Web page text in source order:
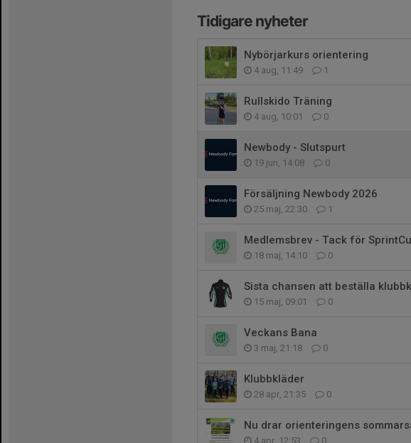
Tidigare nyheter
Nybörjarkurs orientering
4 aug, 11:49 1
Rullskido Träning
4 aug, 10:01 0
Newbody - Slutspurt
19 jun, 14:08 0
Försäljning Newbody 2026
25 maj, 22:30 1
Medlemsbrev - Tack för
18 maj, 14:10 0
Sista chansen att beställa
15 maj, 09:01 0
Veckans Bana
3 maj, 21:18 0
Klubbkläder
28 apr, 21:35 0
Nu drar orienteringens
4 apr, 12:53 0